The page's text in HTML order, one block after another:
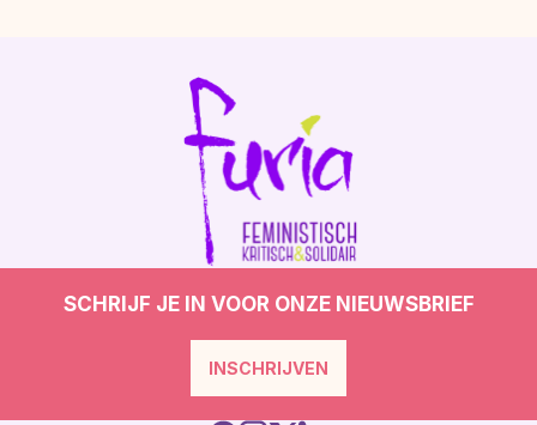
SCHRIJF JE IN VOOR ONZE NIEUWSBRIEF
INSCHRIJVEN